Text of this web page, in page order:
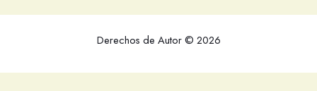
Derechos de Autor © 2026